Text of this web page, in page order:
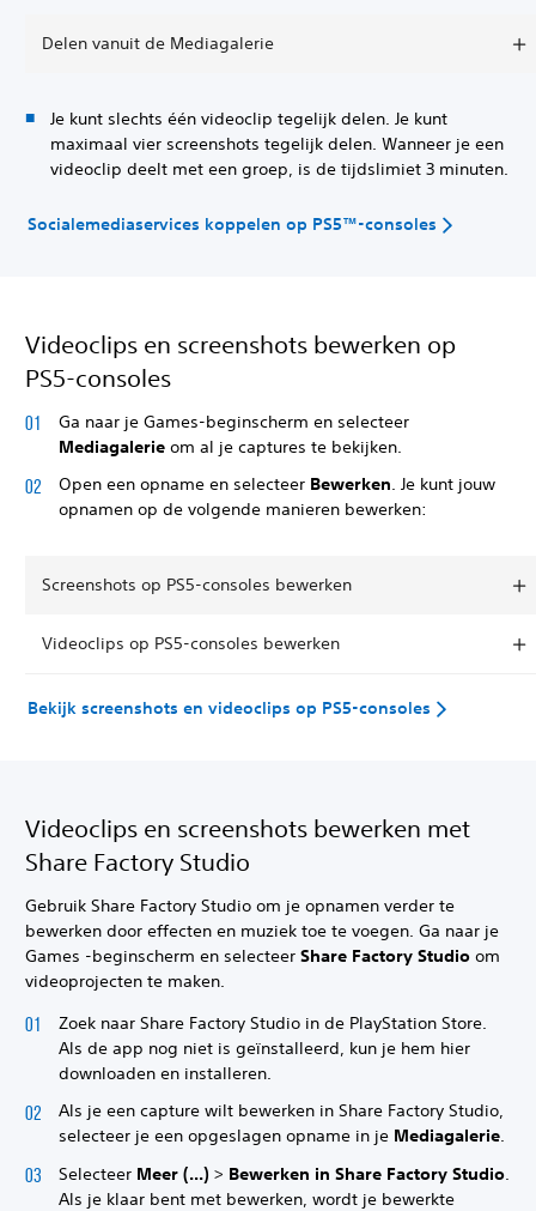
Delen vanuit de Mediagalerie
Je kunt slechts één videoclip tegelijk delen. Je kunt
maximaal vier screenshots tegelijk delen. Wanneer je een
videoclip deelt met een groep, is de tijdslimiet 3 minuten.
Socialemediaservices koppelen op PS5™-consoles
Videoclips en screenshots bewerken op
PS5-consoles
Ga naar je Games-beginscherm en selecteer
Mediagalerie om al je captures te bekijken.
Open een opname en selecteer Bewerken. Je kunt jouw
opnamen op de volgende manieren bewerken:
Screenshots op PS5-consoles bewerken
Videoclips op PS5-consoles bewerken
Bekijk screenshots en videoclips op PS5-consoles
Videoclips en screenshots bewerken met
Share Factory Studio
Gebruik Share Factory Studio om je opnamen verder te
bewerken door effecten en muziek toe te voegen. Ga naar je
Games -beginscherm en selecteer Share Factory Studio om
videoprojecten te maken.
Zoek naar Share Factory Studio in de PlayStation Store.
Als de app nog niet is geïnstalleerd, kun je hem hier
downloaden en installeren.
Als je een capture wilt bewerken in Share Factory Studio,
selecteer je een opgeslagen opname in je Mediagalerie.
Selecteer Meer (...) > Bewerken in Share Factory Studio
Als je klaar bent met bewerken, wordt je bewerkte